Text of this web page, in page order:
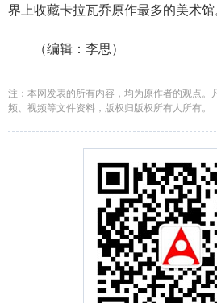
界上收藏卡拉瓦乔原作最多的美术馆
（编辑：李思）
注：本网发表的所有内容，均为原作者的观点。
频、视频等文件资料，版权归版权所有人所有。